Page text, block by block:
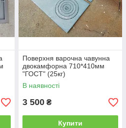
Поверхня варочна чавунна
двокамфорна 710*410мм
"ГОСТ" (25кг)
В наявності
3 500 ₴
Купити